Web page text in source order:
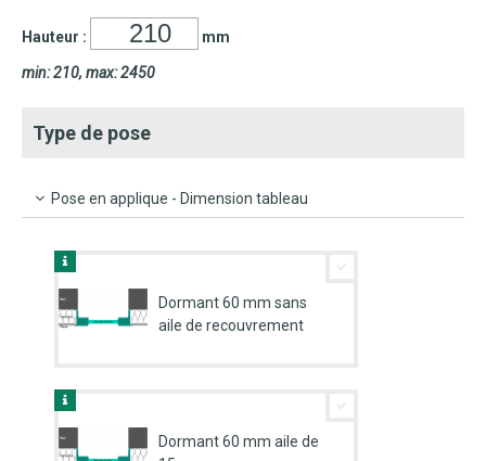
Hauteur : mm
min: 210, max: 2450
Type de pose
Pose en applique - Dimension tableau
Dormant 60 mm sans
aile de recouvrement
Dormant 60 mm aile de